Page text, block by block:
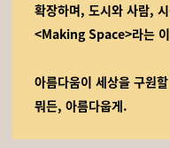
확장하며, 도시와 사람,
<Making Space>라는
아름다움이 세상을 구원
뭐든, 아름다웁게.